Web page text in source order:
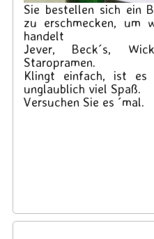
Sie bestellen sich ein
zu erschmecken, um
handelt
Jever, Beck´s,
Staropramen.
Klingt einfach, ist es
unglaublich viel Spaß.
Versuchen Sie es ´mal.